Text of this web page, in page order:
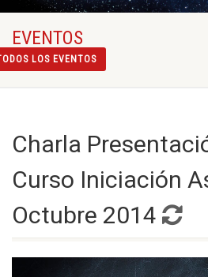
EVENTOS
LOS EVENTOS
Charla
Curso Iniciación
Octubre 2014